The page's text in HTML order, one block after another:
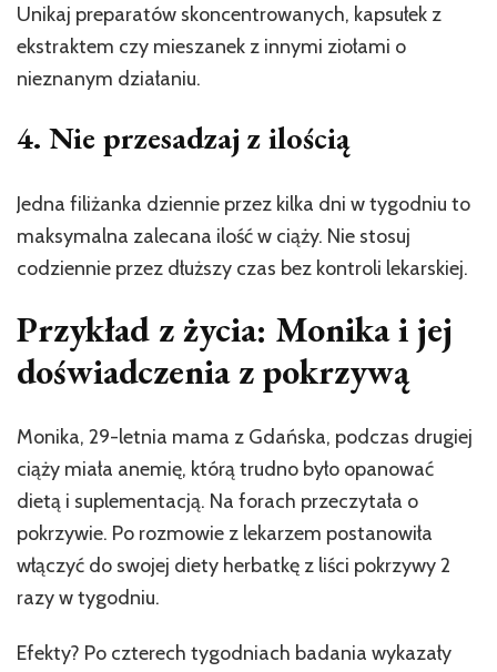
Unikaj preparatów skoncentrowanych, kapsułek z
ekstraktem czy mieszanek z innymi ziołami o
nieznanym działaniu.
4. Nie przesadzaj z ilością
Jedna filiżanka dziennie przez kilka dni w tygodniu to
maksymalna zalecana ilość w ciąży. Nie stosuj
codziennie przez dłuższy czas bez kontroli lekarskiej.
Przykład z życia: Monika i jej
doświadczenia z pokrzywą
Monika, 29-letnia mama z Gdańska, podczas drugiej
ciąży miała anemię, którą trudno było opanować
dietą i suplementacją. Na forach przeczytała o
pokrzywie. Po rozmowie z lekarzem postanowiła
włączyć do swojej diety herbatkę z liści pokrzywy 2
razy w tygodniu.
Efekty? Po czterech tygodniach badania wykazały